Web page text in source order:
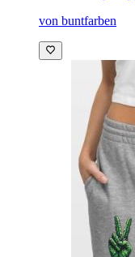
von buntfarben